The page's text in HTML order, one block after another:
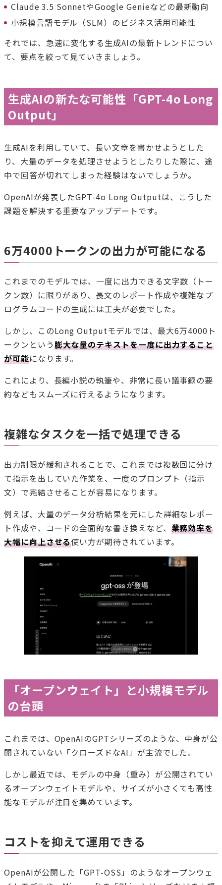
Claude 3.5 SonnetやGoogle Genieなどの最新動向
小規模言語モデル（SLM）のビジネス活用可能性
それでは、急速に変化する生成AIの最新トレンドについ
て、要点を絞って見ていきましょう。
生成AIの新たな可能性「GPT-4o Long
Output」
生成AIを利用していて、長い文章を書かせようとした
り、大量のデータを処理させようとしたりした際に、途
中で回答が切れてしまった経験はないでしょうか。
OpenAIが発表したGPT-4o Long Outputは、こうした
課題を解決する重要なアップデートです。
6万4000トークンの出力が可能になる
これまでのモデルでは、一度に出力できる文字数（トー
クン数）に限りがあり、長文のレポート作成や複雑なプ
ログラムコードの生成には工夫が必要でした。
しかし、このLong Outputモデルでは、最大6万4000ト
ークンという膨大な量のテキストを一度に出力すること
が可能になります。
これにより、長編小説の執筆や、非常に長い議事録の要
約などもスムーズに行えるようになります。
複雑なタスクを一括で処理できる
出力制限が緩和されることで、これまでは複数回に分け
て指示を出していた作業を、一度のプロンプト（指示
文）で完結させることが容易になります。
例えば、大量のデータ分析結果を元にした詳細なレポー
ト作成や、コードの全面的な書き換えなど、 業務効率を
大幅に向上させる使い方が期待されています。
「オープンウェイト」と小規模モデル
の台頭
これまでは、OpenAIのGPTシリーズのような、中身が公
開されていない「クローズドなAI」が主流でした。
しかし最近では、モデルの中身（重み）が公開されてい
るオープンウェイトモデルや、サイズが小さくても高性
能なモデルが注目を集めています。
コストを抑えて運用できる
OpenAIが公開した「GPT-OSS」のようなオープンウェ